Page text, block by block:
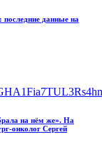
данные на
на нём же». На
онколог Сергей